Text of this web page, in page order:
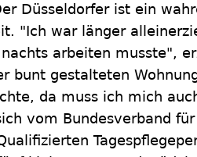
Düsseldorfer ist ein
"Ich war länger
arbeiten musste",
bunt gestalteten
da muss ich mich
vom Bundesverband